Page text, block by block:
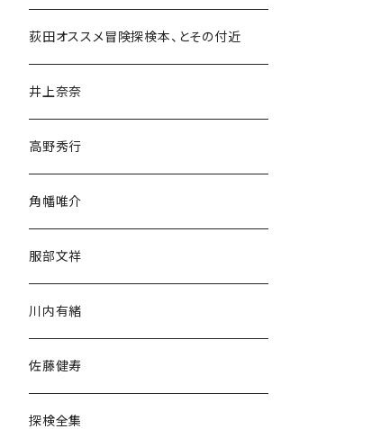
和書
文学・小説・物語
随筆・ノンフィクション・その他
民族・風習
荻田オススメ冒険探検本、とその付近
井上奈奈
高野秀行
角幡唯介
服部文祥
川内有緒
佐藤健寿
探検全集